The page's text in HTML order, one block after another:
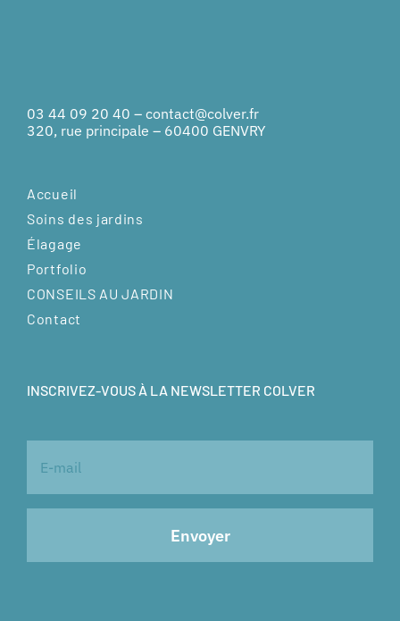
03 44 09 20 40 – contact@colver.fr
320, rue principale – 60400 GENVRY
Accueil
Soins des jardins
Élagage
Portfolio
CONSEILS AU JARDIN
Contact
INSCRIVEZ-VOUS À LA NEWSLETTER COLVER